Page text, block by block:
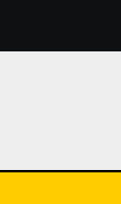
en familia